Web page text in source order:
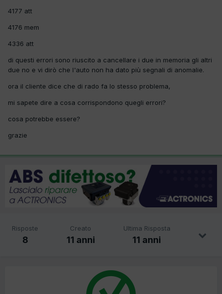
4177 att
4176 mem
4336 att
di questi errori sono riuscito a cancellare i due in memoria gli altri
due no e vi dirò che l'auto non ha dato più segnali di anomalie.
ora il cliente dice che di rado fa lo stesso problema,
mi sapete dire a cosa corrispondono quegli errori?
cosa potrebbe essere?
grazie
Risposte
8
Creato
11 anni
Ultima Risposta
11 anni